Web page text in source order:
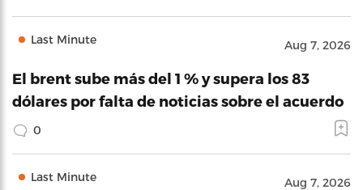
Last Minute Aug 7, 2026
El brent sube más del 1 % y supera los 83
dólares por falta de noticias sobre el acuerdo
0
Last Minute Aug 7, 2026